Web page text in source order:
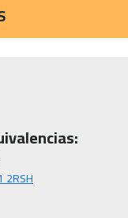
2RSH